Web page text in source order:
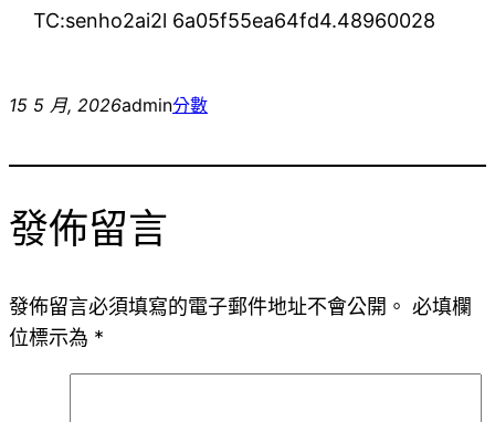
TC:senho2ai2l 6a05f55ea64fd4.48960028
15 5 月, 2026admin分數
發佈留言
發佈留言必須填寫的電子郵件地址不會公開。 必填欄
位標示為 *